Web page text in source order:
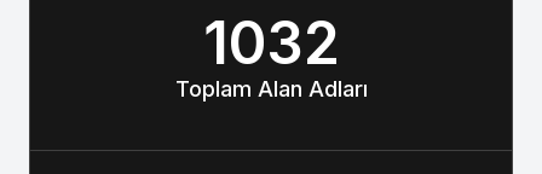
1032
Toplam Alan Adları